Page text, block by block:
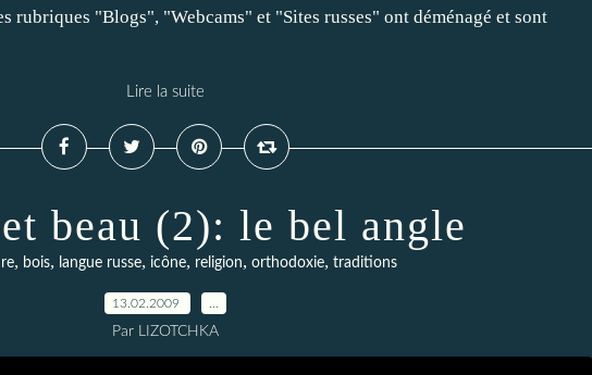
rubriques "Blogs", "Webcams" et "Sites russes" ont déménagé et sont
Lire la suite
beau (2): le bel angle
, bois, langue russe, icône, religion, orthodoxie, traditions
13.02.2009
Par LIZOTCHKA